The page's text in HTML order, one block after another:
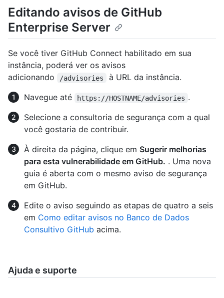
Editando avisos de GitHub
Enterprise Server
Se você tiver GitHub Connect habilitado em sua
instância, poderá ver os avisos
adicionando
/advisories
à URL da instância.
Navegue até
https://HOSTNAME/advisories .
Selecione a consultoria de segurança com a qual
você gostaria de contribuir.
À direita da página, clique em Sugerir melhorias
para esta vulnerabilidade em GitHub. . Uma nova
guia é aberta com o mesmo aviso de segurança
em GitHub.
Edite o aviso seguindo as etapas de quatro a seis
em Como editar avisos no Banco de Dados
Consultivo GitHub acima.
Ajuda e suporte